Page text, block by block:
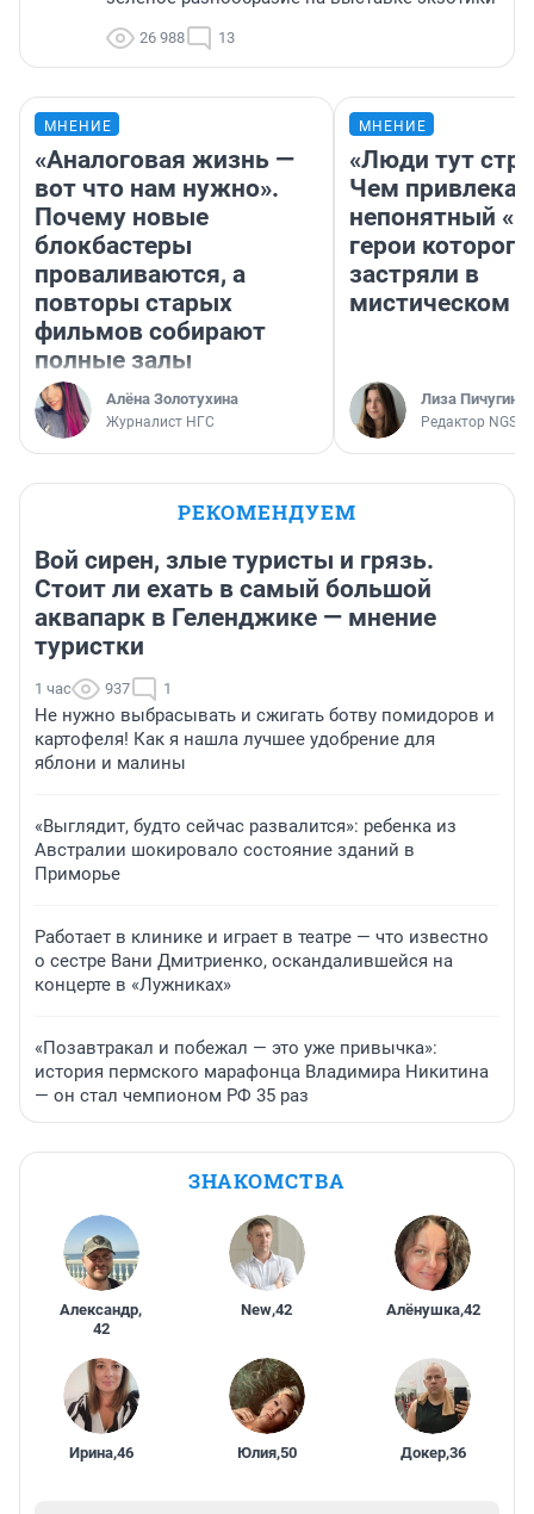
26 988 13
МНЕНИЕ
«Аналоговая жизнь —
вот что нам нужно».
Почему новые
блокбастеры
проваливаются, а
повторы старых
фильмов собирают
полные залы
Алёна Золотухина
Журналист НГС
МНЕНИЕ
«Люди тут
Чем
непонятный
герои которого
застряли в
мистическом
Лиза Пичугина
Редактор
РЕКОМЕНДУЕМ
Вой сирен, злые туристы и грязь.
Стоит ли ехать в самый большой
аквапарк в Геленджике — мнение
туристки
1 час 937 1
Не нужно выбрасывать и сжигать ботву помидоров и
картофеля! Как я нашла лучшее удобрение для
яблони и малины
«Выглядит, будто сейчас развалится»: ребенка из
Австралии шокировало состояние зданий в
Приморье
Работает в клинике и играет в театре — что известно
о сестре Вани Дмитриенко, оскандалившейся на
концерте в «Лужниках»
«Позавтракал и побежал — это уже привычка»:
история пермского марафонца Владимира Никитина
— он стал чемпионом РФ 35 раз
ЗНАКОМСТВА
Александр,
42
New,42 Алёнушка,42
Ирина,46 Юлия,50 Докер,36